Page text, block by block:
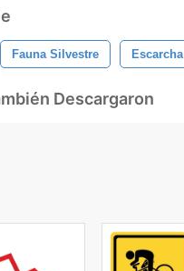
Fauna Silvestre Escarcha
Descargaron